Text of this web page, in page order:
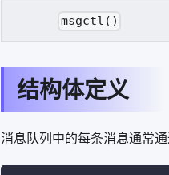
msgctl()
结构体定义
消息队列中的每条消息通常通